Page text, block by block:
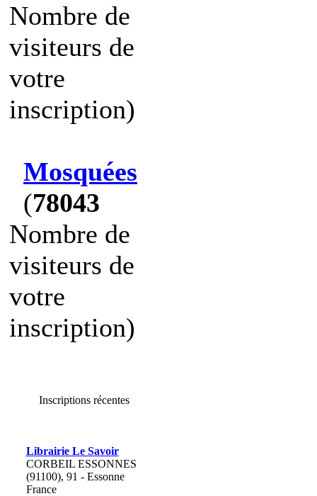
Nombre de
visiteurs de
votre
inscription)
Mosquées
(78043
Nombre de
visiteurs de
votre
inscription)
Inscriptions récentes
Librairie Le Savoir
CORBEIL ESSONNES
(91100), 91 - Essonne
France